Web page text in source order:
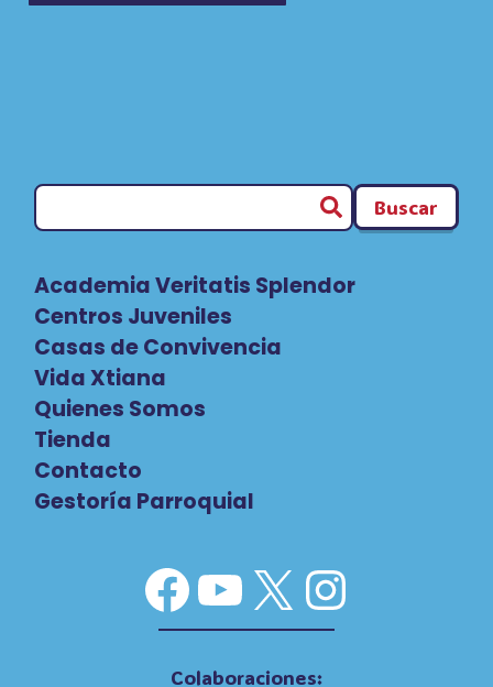
Buscar
Academia Veritatis Splendor
Centros Juveniles
Casas de Convivencia
Vida Xtiana
Quienes Somos
Tienda
Contacto
Gestoría Parroquial
Facebook
YouTube
X
Colaboraciones: